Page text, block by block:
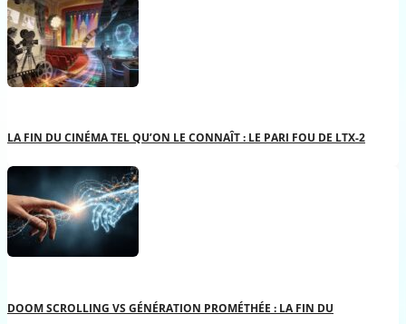
LA FIN DU CINÉMA TEL QU’ON LE CONNAÎT : LE PARI FOU DE LTX-2
DOOM SCROLLING VS GÉNÉRATION PROMÉTHÉE : LA FIN DU